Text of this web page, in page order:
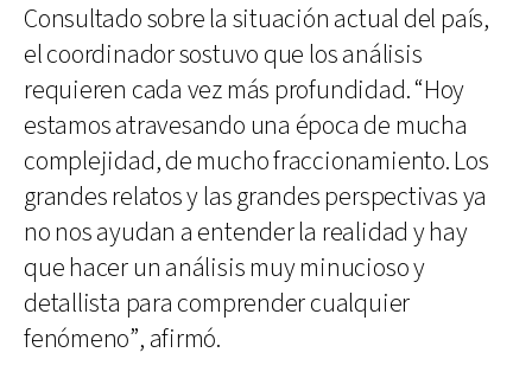
Consultado sobre la situación actual del país,
el coordinador sostuvo que los análisis
requieren cada vez más profundidad. “Hoy
estamos atravesando una época de mucha
complejidad, de mucho fraccionamiento. Los
grandes relatos y las grandes perspectivas ya
no nos ayudan a entender la realidad y hay
que hacer un análisis muy minucioso y
detallista para comprender cualquier
fenómeno”, afirmó.